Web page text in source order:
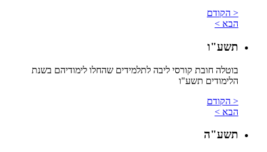
< הקודם
הבא >
תשע"ו
בוטלה חובת קורסי ליבה לתלמידים שהחלו לימודיהם בשנת
הלימודים תשע"ו
< הקודם
הבא >
תשע"ה